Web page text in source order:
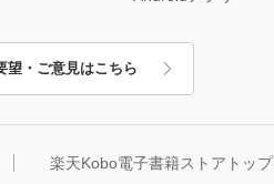
望・ご意見はこちら
楽天Kobo電子書籍ストアトップ